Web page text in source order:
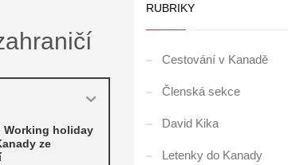
Working holiday
ze
RUBRIKY
Cestování v Kanadě
Členská sekce
David Kika
Letenky do Kanady